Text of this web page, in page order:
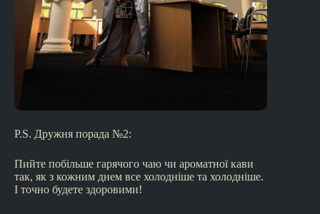
P.S. Дружня порада №2:
Пийте побільше гарячого чаю чи ароматної кави
так, як з кожним днем все холодніше та холодніше.
І точно будете здоровими!